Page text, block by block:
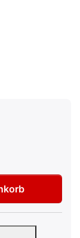
schwarz